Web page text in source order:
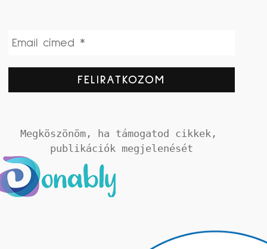
Megköszönöm, ha támogatod cikkek,
publikációk megjelenését